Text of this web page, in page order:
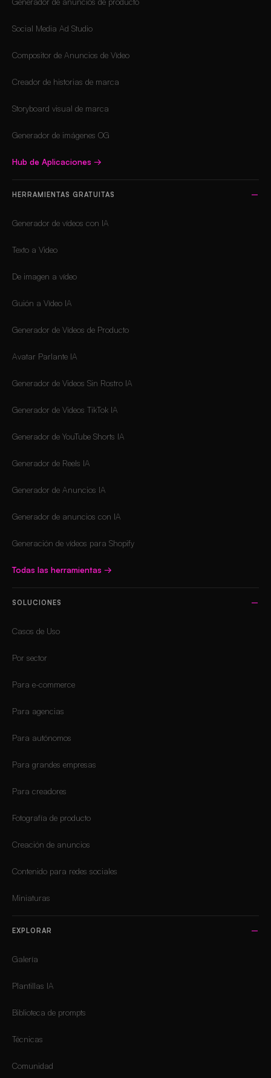
Social Media Ad Studio
Compositor de Anuncios de Vídeo
Creador de historias de marca
Storyboard visual de marca
Generador de imágenes OG
Hub de Aplicaciones →
HERRAMIENTAS GRATUITAS
Generador de vídeos con IA
Texto a Video
De imagen a vídeo
Guión a Vídeo IA
Generador de Vídeos de Producto
Avatar Parlante IA
Generador de Videos Sin Rostro IA
Generador de Videos TikTok IA
Generador de YouTube Shorts IA
Generador de Reels IA
Generador de Anuncios IA
Generador de anuncios con IA
Generación de vídeos para Shopify
Todas las herramientas →
SOLUCIONES
Casos de Uso
Por sector
Para e-commerce
Para agencias
Para autónomos
Para grandes empresas
Para creadores
Fotografía de producto
Creación de anuncios
Contenido para redes sociales
Miniaturas
EXPLORAR
Galería
Plantillas IA
Biblioteca de prompts
Técnicas
Comunidad